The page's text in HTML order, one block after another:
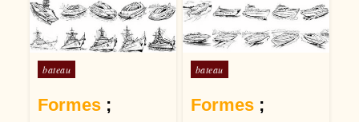
Posté dans
bateau
Formes ;
Posté dans
bateau
Formes;